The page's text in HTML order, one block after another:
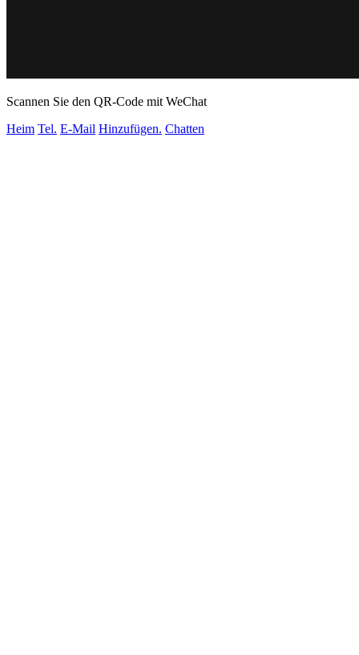
Scannen Sie den QR-Code mit WeChat
Heim Tel. E-Mail Hinzufügen. Chatten